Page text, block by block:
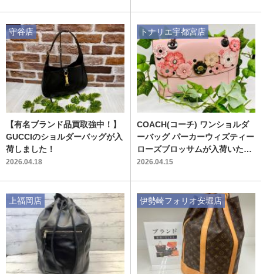
【有名ブランド品買取強中！】
GUCCIのショルダーバッグが入
荷しました！
2026.04.18
守谷店
COACH(コーチ) ワンショルダ
ーバッグ パーカーウィズティー
ローズブロッサムが入荷いたし
ました！
2026.04.15
トナリエ宇都宮店
上福岡店 伊勢崎フォリオ安堀店